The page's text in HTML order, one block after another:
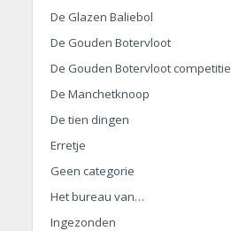
De Glazen Baliebol
De Gouden Botervloot
De Gouden Botervloot competitie
De Manchetknoop
De tien dingen
Erretje
Geen categorie
Het bureau van…
Ingezonden